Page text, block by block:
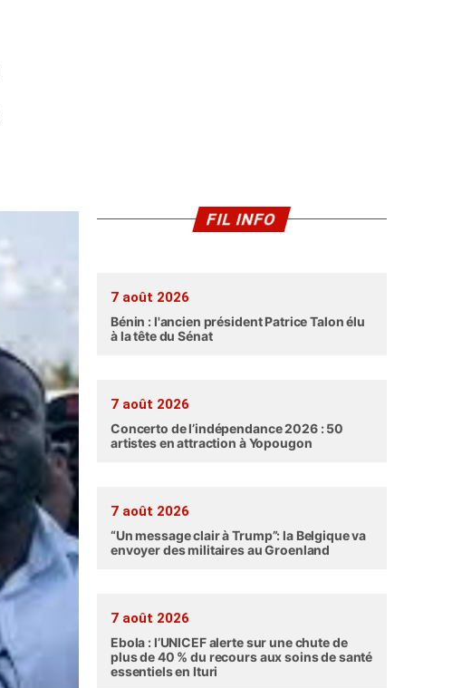
FIL INFO
7 août 2026
Bénin : l'ancien président Patrice Talon élu
à la tête du Sénat
7 août 2026
Concerto de l’indépendance 2026 : 50
artistes en attraction à Yopougon
7 août 2026
“Un message clair à Trump”: la Belgique va
envoyer des militaires au Groenland
7 août 2026
Ebola : l’UNICEF alerte sur une chute de
plus de 40 % du recours aux soins de santé
essentiels en Ituri